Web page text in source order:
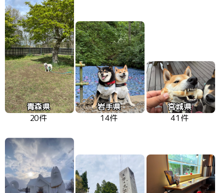
青森県
20件
岩手県
14件
宮城県
41件